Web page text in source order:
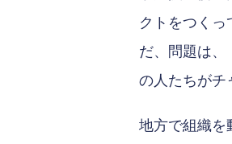
クトをつく
だ、問題は、
の人たちがチ
地方で組織を